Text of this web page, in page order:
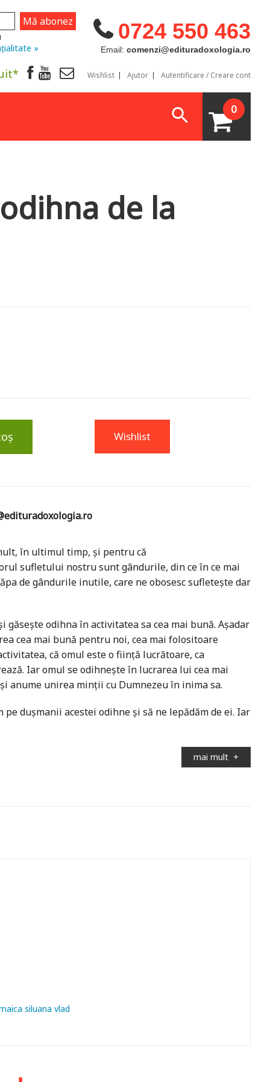
0724 550 463
Email: comenzi@edituradoxologia.ro
»
Wishlist Ajutor Autentificare / Creare cont
0
de la
Wishlist
în ultimul timp, și pentru că
sufletului nostru sunt gândurile, din ce în ce mai
de gândurile inutile, care ne obosesc sufletește dar
odihna în activitatea sa cea mai bună. Așadar
cea mai bună pentru noi, cea mai folositoare
că omul este o ființă lucrătoare, ca
Iar omul se odihnește în lucrarea lui cea mai
anume unirea minții cu Dumnezeu în inima sa.
dușmanii acestei odihne și să ne lepădăm de ei. Iar
mai mult +
siluana vlad